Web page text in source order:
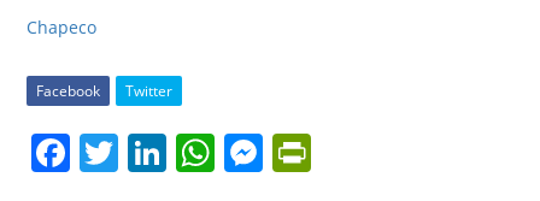
Chapeco
Facebook Twitter
F T Li W M